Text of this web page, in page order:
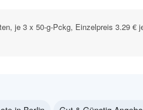
je 3 x 50-g-Pckg, Einzelpreis 3.29 €